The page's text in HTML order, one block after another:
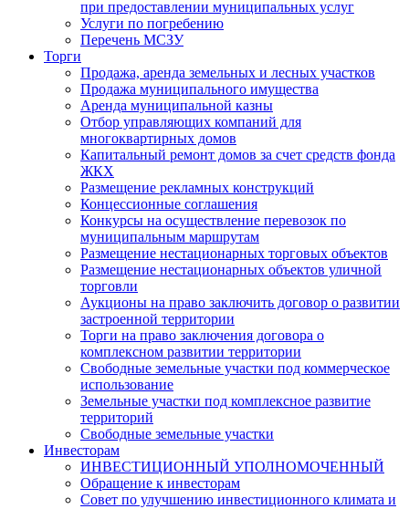
при предоставлении муниципальных услуг
Услуги по погребению
Перечень МСЗУ
Торги
Продажа, аренда земельных и лесных участков
Продажа муниципального имущества
Аренда муниципальной казны
Отбор управляющих компаний для
многоквартирных домов
Капитальный ремонт домов за счет средств фонда
ЖКХ
Размещение рекламных конструкций
Концессионные соглашения
Конкурсы на осуществление перевозок по
муниципальным маршрутам
Размещение нестационарных торговых объектов
Размещение нестационарных объектов уличной
торговли
Аукционы на право заключить договор о развитии
застроенной территории
Торги на право заключения договора о
комплексном развитии территории
Свободные земельные участки под коммерческое
использование
Земельные участки под комплексное развитие
территорий
Свободные земельные участки
Инвесторам
ИНВЕСТИЦИОННЫЙ УПОЛНОМОЧЕННЫЙ
Обращение к инвесторам
Совет по улучшению инвестиционного климата и